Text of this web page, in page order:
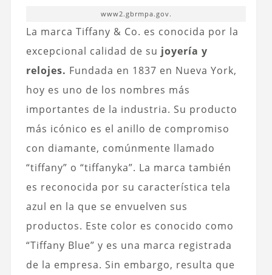
www2.gbrmpa.gov.
La marca Tiffany & Co. es conocida por la
excepcional calidad de su joyería y
relojes. Fundada en 1837 en Nueva York,
hoy es uno de los nombres más
importantes de la industria. Su producto
más icónico es el anillo de compromiso
con diamante, comúnmente llamado
“tiffany” o “tiffanyka”. La marca también
es reconocida por su característica tela
azul en la que se envuelven sus
productos. Este color es conocido como
“Tiffany Blue” y es una marca registrada
de la empresa. Sin embargo, resulta que